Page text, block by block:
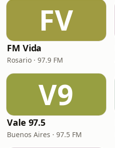
FV
FM Vida
Rosario · 97.9 FM
V9
Vale 97.5
Buenos Aires · 97.5 FM